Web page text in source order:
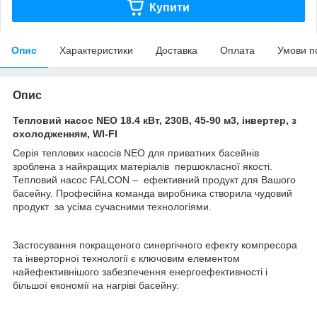
Купити
Опис Характеристики Доставка Оплата Умови
Опис
Тепловий насос NEO 18.4 кВт, 230В, 45-90 м3, інвертер, з
охолодженням, WI-FI
Серія теплових насосів NEO для приватних басейнів
зроблена з найкращих матеріалів першокласної якості.
Тепловий насос FALCON – ефективний продукт для Вашого
басейну. Професійна команда виробника створила чудовий
продукт за усіма сучасними технологіями.
Застосування покращеного синергічного ефекту компресора
та інверторної технології є ключовим елементом
найефективнішого забезпечення енергоефективності і
більшої економії на нагріві басейну.